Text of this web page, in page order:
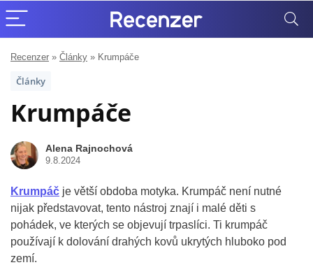
Recenzer » Články » Krumpáče
Články
Krumpáče
Alena Rajnochová
9.8.2024
Krumpáč je větší obdoba motyka. Krumpáč není nutné
nijak představovat, tento nástroj znají i malé děti s
pohádek, ve kterých se objevují trpaslíci. Ti krumpáč
používají k dolování drahých kovů ukrytých hluboko pod
zemí.